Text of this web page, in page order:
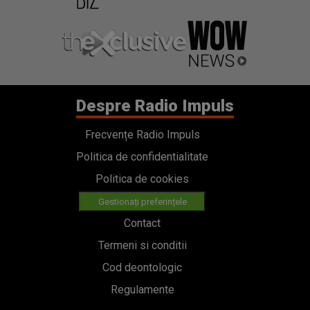
Despre Radio Impuls
Frecvențe Radio Impuls
Politica de confidentialitate
Politica de cookies
Gestionați preferințele
Contact
Termeni si conditii
Cod deontologic
Regulamente